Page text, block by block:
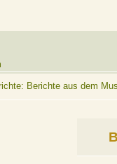
Berichte aus dem